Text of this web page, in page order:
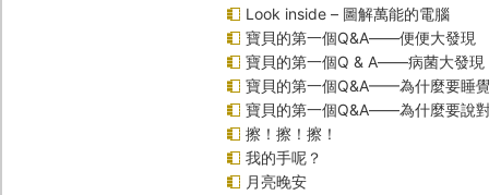
Look inside – 圖解萬能的電腦
寶貝的第一個Q&A――便便大發現
寶貝的第一個Q & A――病菌大發現
寶貝的第一個Q&A——為什麼要睡
寶貝的第一個Q&A――為什麼要說
擦！擦！擦！
我的手呢？
月亮晚安